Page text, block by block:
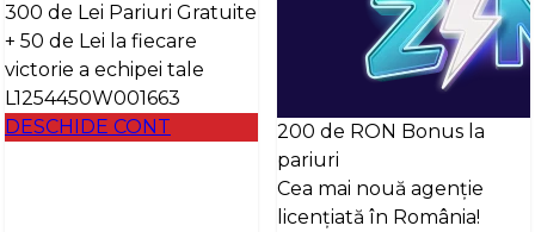
300 de Lei Pariuri Gratuite
+ 50 de Lei la fiecare
victorie a echipei tale
L1254450W001663
DESCHIDE CONT
200 de RON Bonus la
pariuri
Cea mai nouă agenție
licențiată în România!